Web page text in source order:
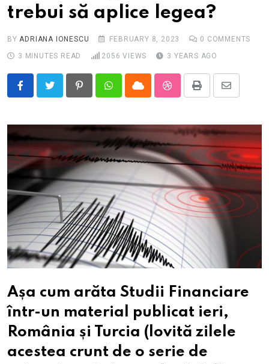
trebui să aplice legea?
BYADRIANA IONESCU FEBRUARY 8, 2023 0 COMMENTS
3 MINUTES READ
2056 VIEWS 3 YEARS AGO
PinterestWhatsappCloud StumbleUpon
Print
Share
Email
Așa cum arăta Studii Financiare
într-un material publicat ieri,
România și Turcia (lovită zilele
acestea crunt de o serie de